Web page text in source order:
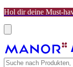
Hol dir deine Must-